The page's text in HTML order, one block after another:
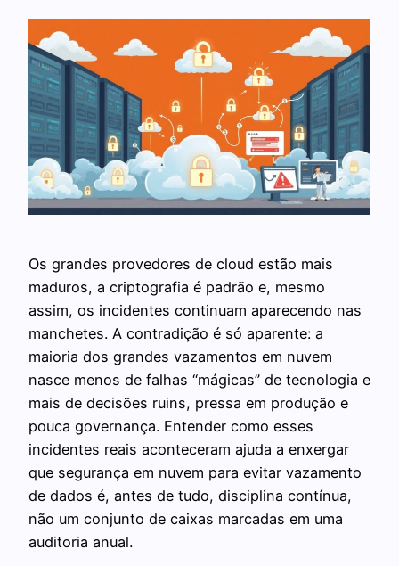
Os grandes provedores de cloud estão mais
maduros, a criptografia é padrão e, mesmo
assim, os incidentes continuam aparecendo nas
manchetes. A contradição é só aparente: a
maioria dos grandes vazamentos em nuvem
nasce menos de falhas “mágicas” de tecnologia e
mais de decisões ruins, pressa em produção e
pouca governança. Entender como esses
incidentes reais aconteceram ajuda a enxergar
que segurança em nuvem para evitar vazamento
de dados é, antes de tudo, disciplina contínua,
não um conjunto de caixas marcadas em uma
auditoria anual.